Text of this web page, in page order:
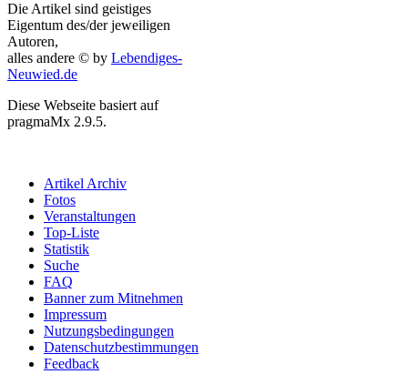
Die Artikel sind geistiges
Eigentum des/der jeweiligen
Autoren,
alles andere © by Lebendiges-
Neuwied.de
Diese Webseite basiert auf
pragmaMx 2.9.5.
Artikel Archiv
Fotos
Veranstaltungen
Top-Liste
Statistik
Suche
FAQ
Banner zum Mitnehmen
Impressum
Nutzungsbedingungen
Datenschutzbestimmungen
Feedback